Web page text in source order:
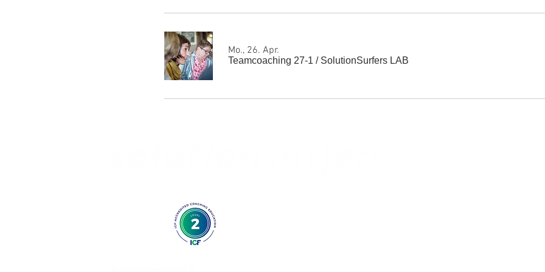
Mo., 26. Apr.
Teamcoaching 27-1 / SolutionSurfers LAB